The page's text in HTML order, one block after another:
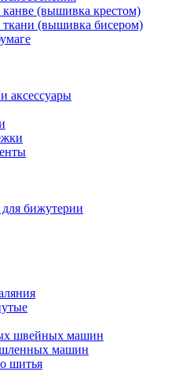
(вышивка крестом)
ткани (вышивка бисером)
аксессуары
бижутерии
швейных машин
машин
шитья